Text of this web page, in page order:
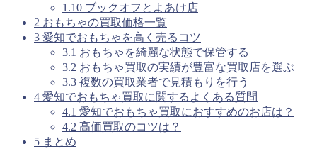
1.10 ブックオフとよあけ店
2 おもちゃの買取価格一覧
3 愛知でおもちゃを高く売るコツ
3.1 おもちゃを綺麗な状態で保管する
3.2 おもちゃ買取の実績が豊富な買取店を選ぶ
3.3 複数の買取業者で見積もりを行う
4 愛知でおもちゃ買取に関するよくある質問
4.1 愛知でおもちゃ買取におすすめのお店は？
4.2 高価買取のコツは？
5 まとめ